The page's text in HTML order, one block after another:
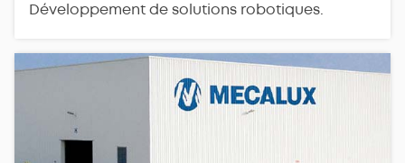
Développement de solutions robotiques.